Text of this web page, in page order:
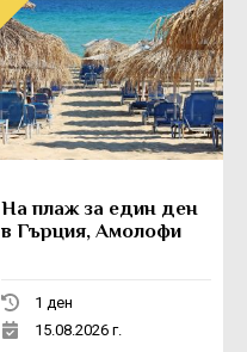
На плаж за един ден
в Гърция, Амолофи
1 ден
15.08.2026 г.